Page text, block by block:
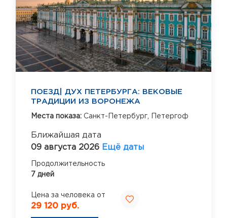
ПОЕЗД| ДУХ ПЕТЕРБУРГА: ВЕКОВЫЕ
ТРАДИЦИИ ИЗ ВОРОНЕЖА
Места показа: Санкт-Петербург, Петергоф
Ближайшая дата
09 августа 2026 Ещё даты
Продолжительность
7 дней
Цена за человека от
29 120 руб.